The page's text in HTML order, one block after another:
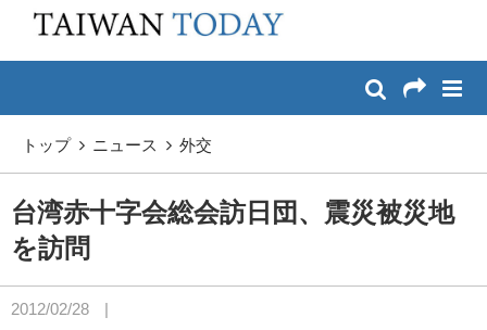
メイン コンテンツへスキップ
トップ ニュース 外交
台湾赤十字会総会訪日団、震災被災地
を訪問
2012/02/28 |